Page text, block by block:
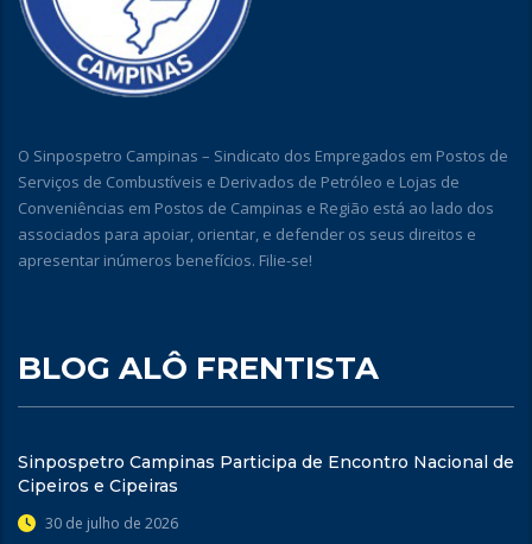
O Sinpospetro Campinas – Sindicato dos Empregados em Postos de
Serviços de Combustíveis e Derivados de Petróleo e Lojas de
Conveniências em Postos de Campinas e Região está ao lado dos
associados para apoiar, orientar, e defender os seus direitos e
apresentar inúmeros benefícios. Filie-se!
BLOG ALÔ FRENTISTA
Sinpospetro Campinas Participa de Encontro Nacional de
Cipeiros e Cipeiras
30 de julho de 2026